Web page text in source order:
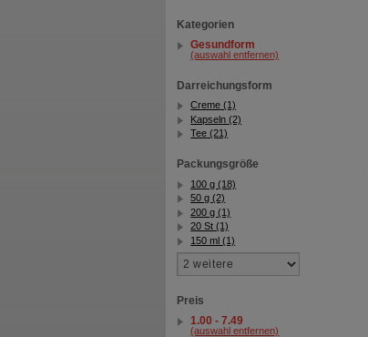
Kategorien
Gesundform
(auswahl entfernen)
Darreichungsform
Creme (1)
Kapseln (2)
Tee (21)
Packungsgröße
100 g (18)
50 g (2)
200 g (1)
20 St (1)
150 ml (1)
Preis
1.00 - 7.49
(auswahl entfernen)